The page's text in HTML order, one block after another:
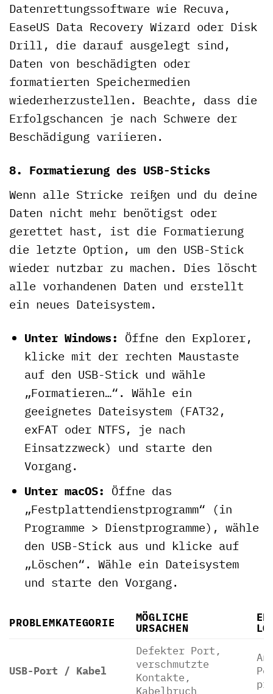
Datenrettungssoftware wie Recuva,
EaseUS Data Recovery Wizard oder Disk
Drill, die darauf ausgelegt sind,
Daten von beschädigten oder
formatierten Speichermedien
wiederherzustellen. Beachte, dass die
Erfolgschancen je nach Schwere der
Beschädigung variieren.
8. Formatierung des USB-Sticks
Wenn alle Stricke reißen und du deine
Daten nicht mehr benötigst oder
gerettet hast, ist die Formatierung
die letzte Option, um den USB-Stick
wieder nutzbar zu machen. Dies löscht
alle vorhandenen Daten und erstellt
ein neues Dateisystem.
Unter Windows: Öffne den Explorer,
klicke mit der rechten Maustaste
auf den USB-Stick und wähle
„Formatieren…“. Wähle ein
geeignetes Dateisystem (FAT32,
exFAT oder NTFS, je nach
Einsatzzweck) und starte den
Vorgang.
Unter macOS: Öffne das
„Festplattendienstprogramm“ (in
Programme > Dienstprogramme), wähle
den USB-Stick aus und klicke auf
„Löschen“. Wähle ein Dateisystem
und starte den Vorgang.
PROBLEMKATEGORIE MÖGLICHE
URSACHEN
USB-Port / Kabel
Defekter Port,
verschmutzte
Kontakte,
Kabelbruch